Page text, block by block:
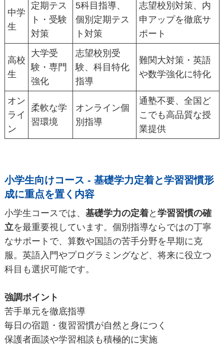
中学
生
定期テス
ト・受験
対策
5科目指導、
個別定期テス
ト対策
志望校別対策、内
申アップを徹底サ
ポート
高校
生
大学受
験・専門
強化
志望校別受
験、科目特化
指導
難関大対策・英語
や数学強化に特化
オン
ライ
ン
柔軟な学
習環境
オンライン個
別指導
通塾不要、全国ど
こでも高品質な授
業提供
小学生向けコース - 基礎学力定着と学習習慣形
成に重点を置く内容
小学生コースでは、 基礎学力の定着と 学習習慣の確
立を最重要視しています。個別指導ならではの丁寧
なサポートで、算数や国語の苦手分野を早期に克
服。英語入門やプログラミングなど、将来に役立つ
科目も選択可能です。
強調ポイント
苦手単元を徹底指導
毎日の宿題・復習習慣が自然と身につく
保護者面談や学習相談も積極的に実施